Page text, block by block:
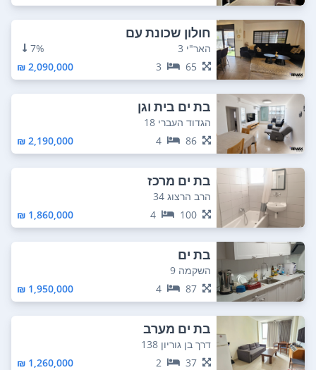
חולון שכונת עם
האר"י 3
7%
65
3
2,090,000 ₪
בת ים בית וגן
הגדוד העברי 18
86
4
2,190,000 ₪
בת ים מרכז
הרב הרצוג 34
100
4
1,860,000 ₪
בת ים
השקמה 9
87
4
1,950,000 ₪
בת ים מערב
דרך בן גוריון 138
37
2
1,260,000 ₪